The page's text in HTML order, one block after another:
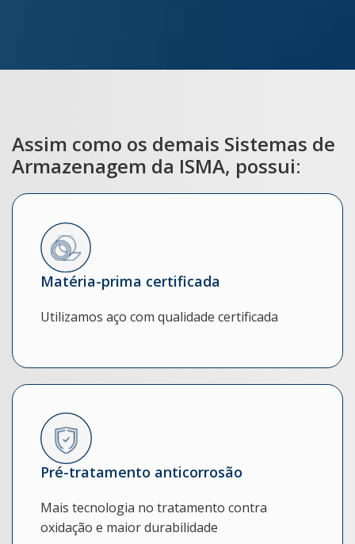
Assim como os demais Sistemas de
Armazenagem da ISMA, possui:
Matéria-prima certificada
Utilizamos aço com qualidade certificada
Pré-tratamento anticorrosão
Mais tecnologia no tratamento contra
oxidação e maior durabilidade